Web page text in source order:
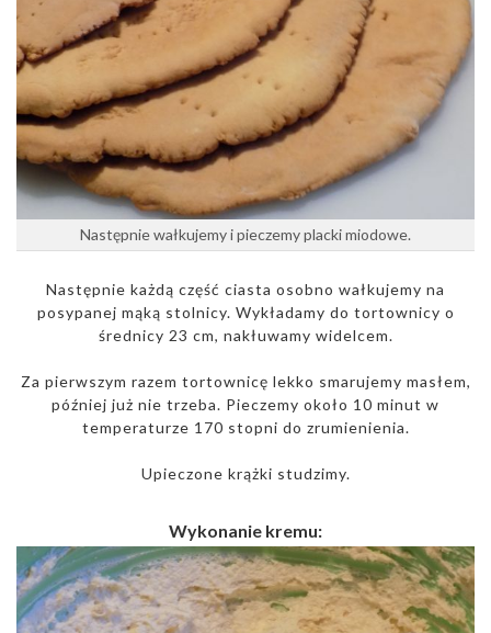
Następnie wałkujemy i pieczemy placki miodowe.
Następnie każdą część ciasta osobno wałkujemy na
posypanej mąką stolnicy. Wykładamy do tortownicy o
średnicy 23 cm, nakłuwamy widelcem.
Za pierwszym razem tortownicę lekko smarujemy masłem,
później już nie trzeba. Pieczemy około 10 minut w
temperaturze 170 stopni do zrumienienia.
Upieczone krążki studzimy.
Wykonanie kremu: